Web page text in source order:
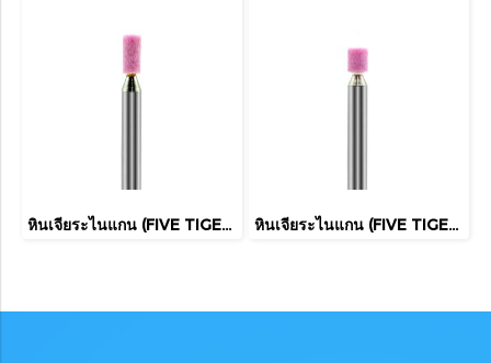
หินเจียระไนแกน (FIVE TIGER) หินเจียระไนแกน (FIVE TIGER)